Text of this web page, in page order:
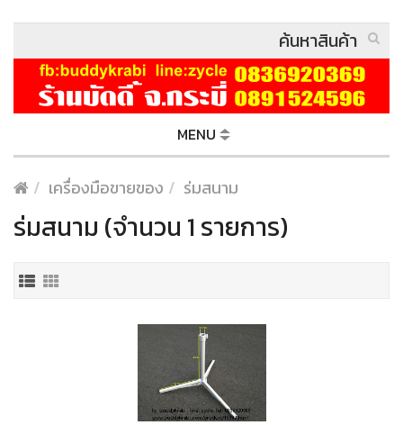
MENU
เครื่องมือขายของ ร่มสนาม
ร่มสนาม (จำนวน 1 รายการ)